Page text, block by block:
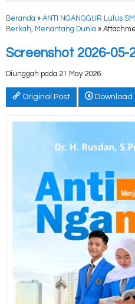
Beranda » ANTI NGANGGUR Lulus
Berkah, Menantang Dunia »
Screenshot 2026-05-
Diunggah pada 21 May 2026
Original Post